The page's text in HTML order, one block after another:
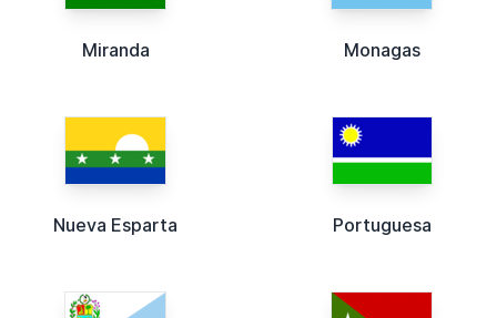
Miranda Monagas
Nueva Esparta Portuguesa